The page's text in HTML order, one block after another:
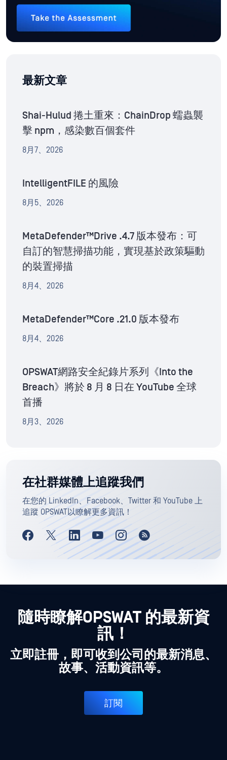
最新文章
Shai-Hulud 捲土重來：ChainDrop 蠕蟲襲
擊 npm，感染數百個套件
8月7、2026
IntelligentFILE 的風險
8月5、2026
MetaDefender™Drive .4.7 版本發布：可
自訂的智慧掃描功能，實現基於政策驅動
的裝置掃描
8月4、2026
MetaDefender™Core .21.0 版本發布
8月4、2026
OPSWAT網路安全紀錄片系列《Into the
Breach》將於 8 月 8 日在 YouTube 全球
首播
8月3、2026
在社群媒體上追蹤我們
在您的 LinkedIn、Facebook、Twitter 和 YouTube 上
追蹤 OPSWAT以瞭解更多資訊！
隨時瞭解OPSWAT 的最新資
訊！
立即註冊，即可收到公司的最新消息、
故事、活動資訊等。
訂閱